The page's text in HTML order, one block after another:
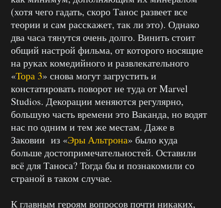
(хотя чего гадать, скоро Танос развеет все
теории и сам расскажет, так ли это). Однако
два часа тянутся очень долго. Винить стоит
общий настрой фильма, от которого носящие
на руках комедийного и развлекательного
«Тора 3» снова могут загрустить и
констатировать поворот не туда от Marvel
Studios. Декорации меняются регулярно,
большую часть времени это Ваканда, но водят
нас по одним и тем же местам. Даже в
Заковии из «Эры Альтрона» было куда
больше достопримечательностей. Оставили
всё для Таноса? Тогда бы и познакомили со
страной в таком случае.
К главным героям вопросов почти никаких,